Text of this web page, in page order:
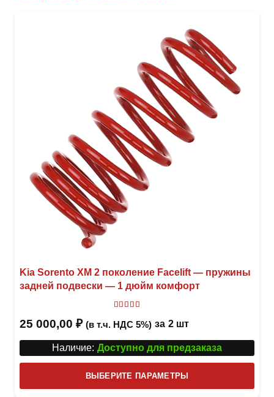
Kia Sorento XM 2 поколение Facelift — пружины
задней подвески — 1 дюйм комфорт
25 000,00 ₽ (в т.ч. НДС 5%) за 2 шт
Наличие: Доступно для предзаказа
ВЫБЕРИТЕ ПАРАМЕТРЫ
товар